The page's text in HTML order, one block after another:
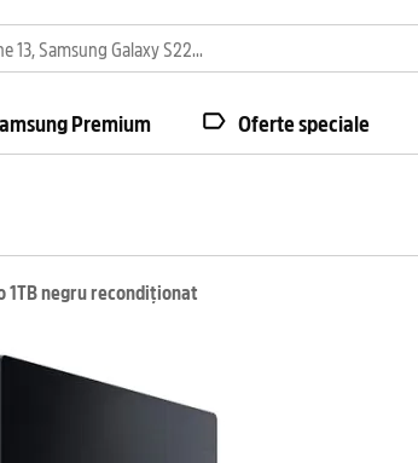
Premium Oferte speciale
1TB negru recondiționat